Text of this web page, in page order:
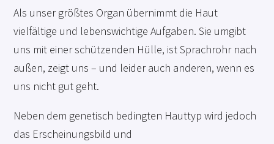
Als unser größtes Organ übernimmt die Haut
vielfältige und lebenswichtige Aufgaben. Sie umgibt
uns mit einer schützenden Hülle, ist Sprachrohr nach
außen, zeigt uns – und leider auch anderen, wenn es
uns nicht gut geht.
Neben dem genetisch bedingten Hauttyp wird jedoch
das Erscheinungsbild und